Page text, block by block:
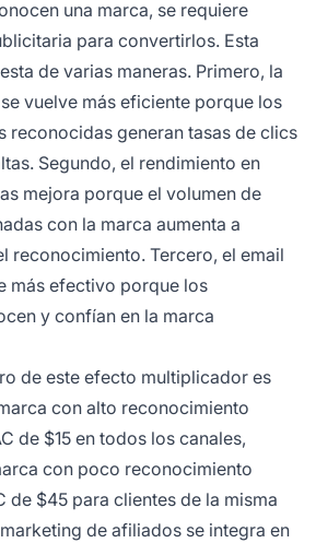
una marca, se requiere
para convertirlos. Esta
de varias maneras. Primero, la
vuelve más eficiente porque los
reconocidas generan tasas de clics
Segundo, el rendimiento en
mejora porque el volumen de
con la marca aumenta a
reconocimiento. Tercero, el email
más efectivo porque los
y confían en la marca
de este efecto multiplicador es
con alto reconocimiento
de $15 en todos los canales,
con poco reconocimiento
de $45 para clientes de la misma
de afiliados se integra en